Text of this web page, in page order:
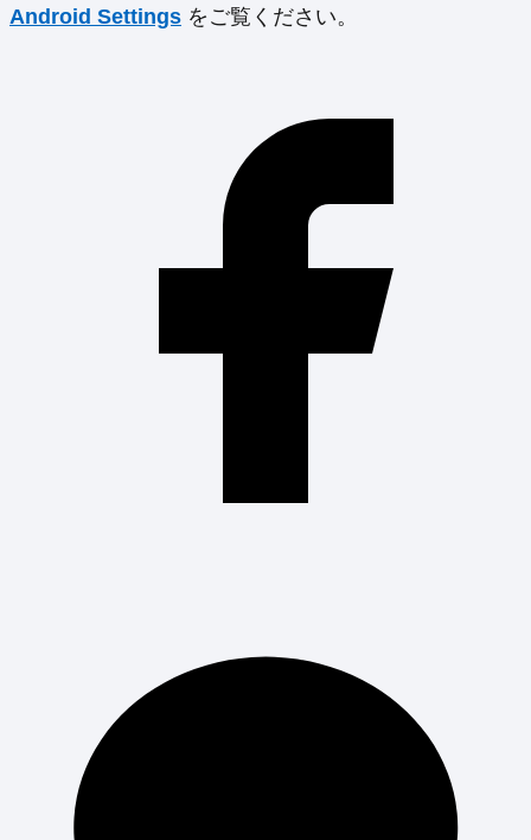
Android Settings をご覧ください。